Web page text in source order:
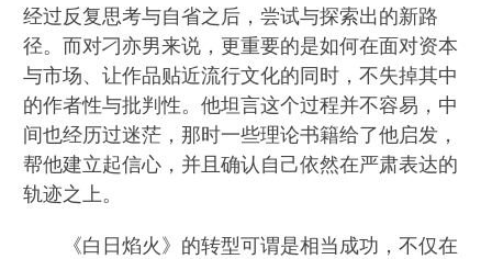
经过反复思考与自省之后，尝试与探索出的新路
径。而对刁亦男来说，更重要的是如何在面对资本
与市场、让作品贴近流行文化的同时，不失掉其中
的作者性与批判性。他坦言这个过程并不容易，中
间也经历过迷茫，那时一些理论书籍给了他启发，
帮他建立起信心，并且确认自己依然在严肃表达的
轨迹之上。
《白日焰火》的转型可谓是相当成功，不仅在